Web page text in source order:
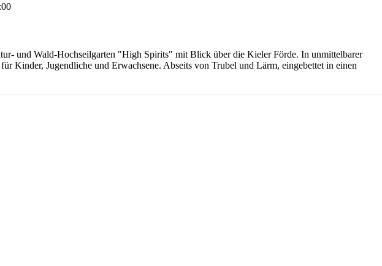
und Wald-Hochseilgarten "High Spirits" mit Blick über die Kieler Förde. In unmittelbarer
Kinder, Jugendliche und Erwachsene. Abseits von Trubel und Lärm, eingebettet in einen